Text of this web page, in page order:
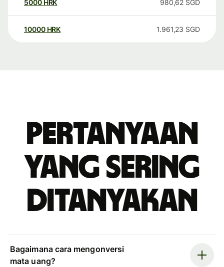
5000 HRK 980,62 SGD
10000 HRK 1.961,23 SGD
Pertanyaan
yang sering
ditanyakan
Bagaimana cara mengonversi
mata uang?